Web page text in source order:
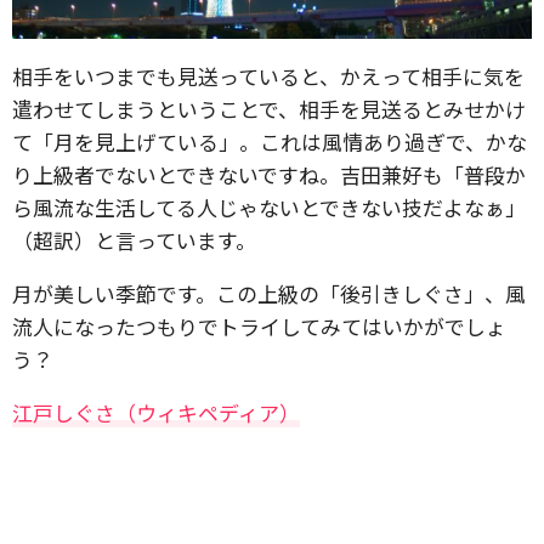
相手をいつまでも見送っていると、かえって相手に気を
遣わせてしまうということで、相手を見送るとみせかけ
て「月を見上げている」。これは風情あり過ぎで、かな
り上級者でないとできないですね。吉田兼好も「普段か
ら風流な生活してる人じゃないとできない技だよなぁ」
（超訳）と言っています。
月が美しい季節です。この上級の「後引きしぐさ」、風
流人になったつもりでトライしてみてはいかがでしょ
う？
江戸しぐさ（ウィキペディア）